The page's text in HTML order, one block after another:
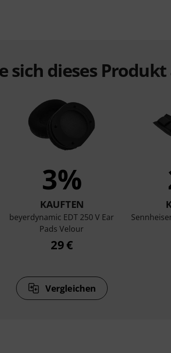
sich dieses
3%
KAUFTEN
beyerdynamic EDT 250 V Ear
Pads Velour
29 €
Vergleichen